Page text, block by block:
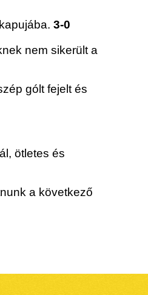
3-0
nem sikerült a
gólt fejelt és
ötletes és
a következő